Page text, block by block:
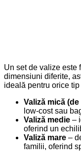
Un set de valize este
dimensiuni diferite,
ideală pentru orice
Valiză mică
low-cost sau
Valiză medie –
oferind un
Valiză mare –
familii, oferind